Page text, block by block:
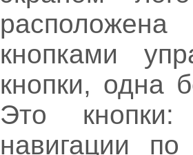
кнопками
кнопки, одна
Это
навигации